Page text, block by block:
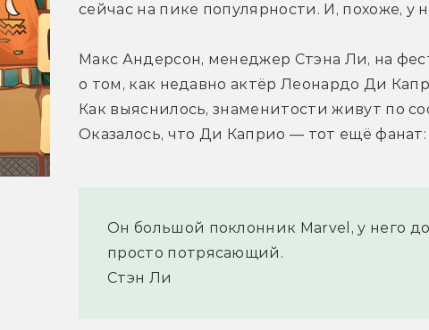
сейчас на пике популярности. И, похоже, у
Макс Андерсон, менеджер Стэна Ли, на
о том, как недавно актёр Леонардо Ди
Как выяснилось, знаменитости живут по
Оказалось, что Ди Каприо — тот ещё фанат:
Он большой поклонник Marvel, у него
просто потрясающий.
Стэн Ли